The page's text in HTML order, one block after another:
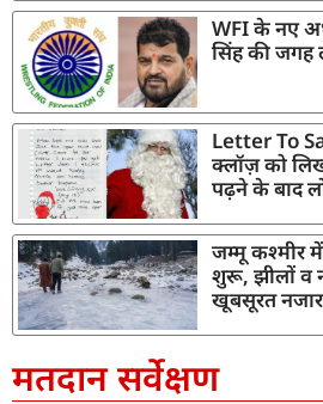
WFI के नए
सिंह की
Letter To
क्लॉज़ को
पढ़ने के बाद
जम्मू कश्मीर
शुरू, झीलों व
खूबसूरत
मतदान सर्वेक्षण